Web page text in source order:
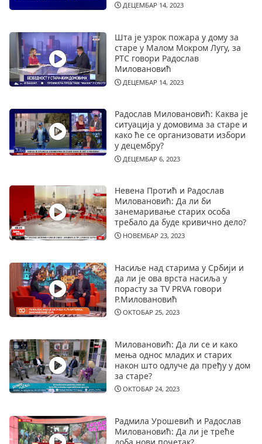
ДЕЦЕМБАР 14, 2023
Шта је узрок пожара у дому за
старе у Малом Мокром Лугу, за
РТС говори Радослав
Миловановић
ДЕЦЕМБАР 14, 2023
Радослав Миловановић: Каква је
ситуација у домовима за старе и
како ће се организовати избори
у децембру?
ДЕЦЕМБАР 6, 2023
Невена Протић и Радослав
Миловановић: Да ли би
занемаривање старих особа
требало да буде кривично дело?
НОВЕМБАР 23, 2023
Насиље над старима у Србији и
да ли је ова врста насиља у
порасту за TV PRVA говори
Р.Миловановић
ОКТОБАР 25, 2023
Миловановић: Да ли се и како
мења однос младих и старих
након што одлуче да пређу у дом
за старе?
ОКТОБАР 24, 2023
Радмила Урошевић и Радослав
Миловановић: Да ли је треће